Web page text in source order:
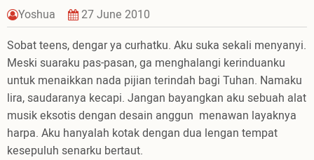
Yoshua
27 June 2010
Sobat teens, dengar ya curhatku. Aku suka sekali menyanyi.
Meski suaraku pas-pasan, ga menghalangi kerinduanku
untuk menaikkan nada pijian terindah bagi Tuhan. Namaku
lira, saudaranya kecapi. Jangan bayangkan aku sebuah alat
musik eksotis dengan desain anggun menawan layaknya
harpa. Aku hanyalah kotak dengan dua lengan tempat
kesepuluh senarku bertaut.